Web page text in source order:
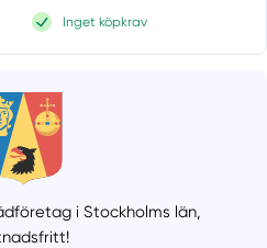
Inget köpkrav
i Stockholms län,